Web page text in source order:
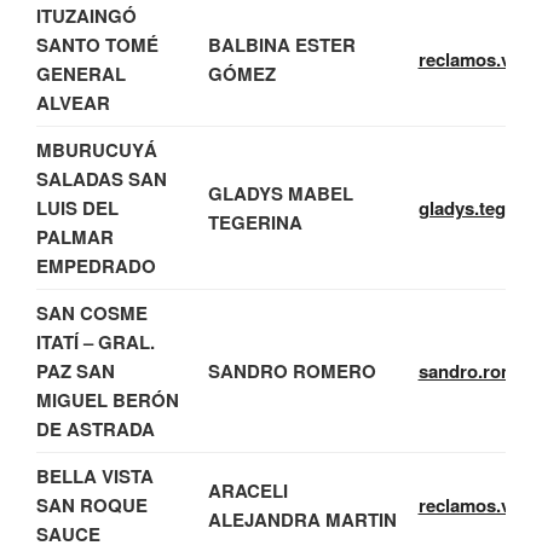
ITUZAINGÓ
SANTO TOMÉ
GENERAL
ALVEAR
BALBINA ESTER
GÓMEZ
MBURUCUYÁ
SALADAS SAN
LUIS DEL
PALMAR
EMPEDRADO
GLADYS MABEL
TEGERINA
SAN COSME
ITATÍ – GRAL.
PAZ SAN
MIGUEL BERÓN
DE ASTRADA
SANDRO ROMERO
BELLA VISTA
SAN ROQUE
SAUCE
ARACELI
ALEJANDRA MARTIN